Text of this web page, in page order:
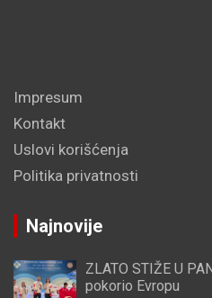
Impresum
Kontakt
Uslovi korišćenja
Politika privatnosti
Najnovije
ZLATO STIŽE U
pokorio Evropu